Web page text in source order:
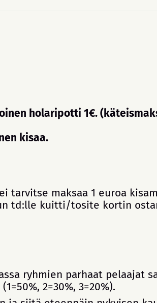
holaripotti 1€.
kisaa.
tarvitse maksaa 1 euroa
td:lle kuitti/tosite kortin
ryhmien parhaat pelaajat
2=30%, 3=20%).